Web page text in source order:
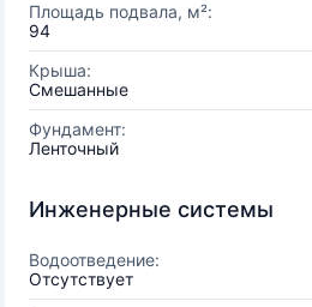
Площадь подвала, м²:
94
Крыша:
Смешанные
Фундамент:
Ленточный
Инженерные системы
Водоотведение:
Отсутствует